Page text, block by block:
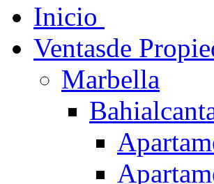
Inicio
Ventasde
Marbella